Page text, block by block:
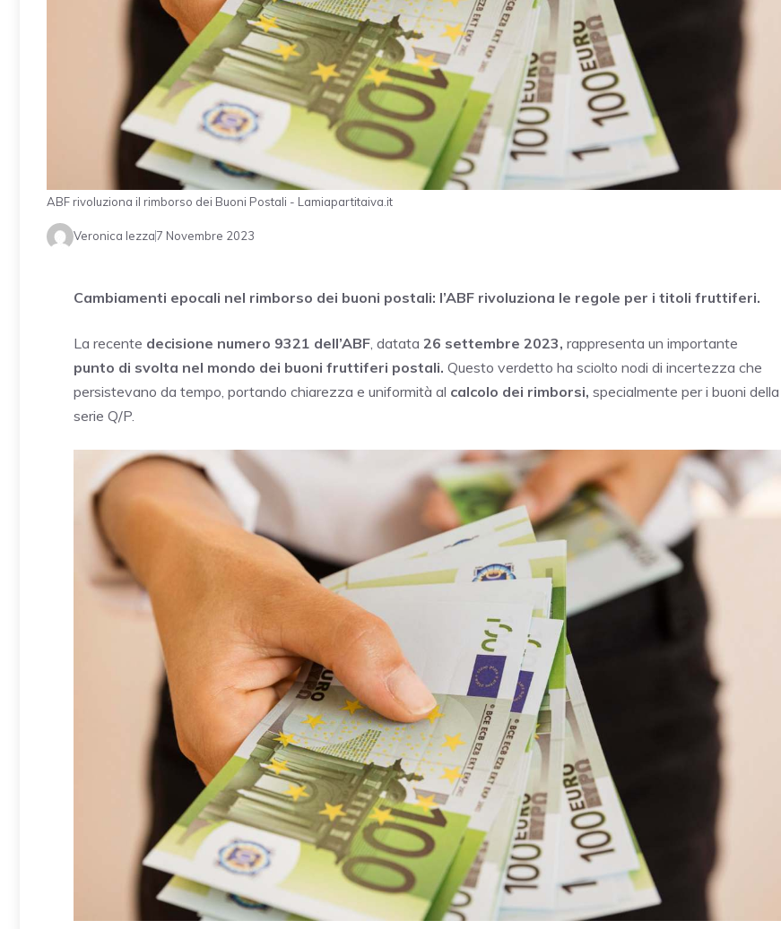
ABF rivoluziona il rimborso dei Buoni Postali - Lamiapartitaiva.it
Veronica Iezza7 Novembre 2023
Cambiamenti epocali nel rimborso dei buoni postali: l’ABF rivoluziona le regole per i titoli fruttiferi.
La recente decisione numero 9321 dell’ABF , datata 26 settembre 2023, rappresenta un importante
punto di svolta nel mondo dei buoni fruttiferi postali. Questo verdetto ha sciolto nodi di incertezza che
persistevano da tempo, portando chiarezza e uniformità al calcolo dei rimborsi, specialmente per i buoni della
serie Q/P.